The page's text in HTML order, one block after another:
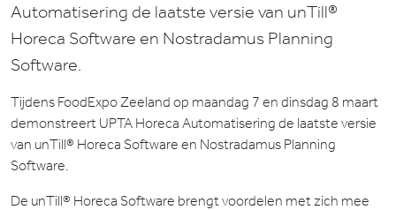
Automatisering de laatste versie van unTill®
Horeca Software en Nostradamus Planning
Software.
Tijdens FoodExpo Zeeland op maandag 7 en dinsdag 8 maart
demonstreert UPTA Horeca Automatisering de laatste versie
van unTill® Horeca Software en Nostradamus Planning
Software.
De unTill® Horeca Software brengt voordelen met zich mee